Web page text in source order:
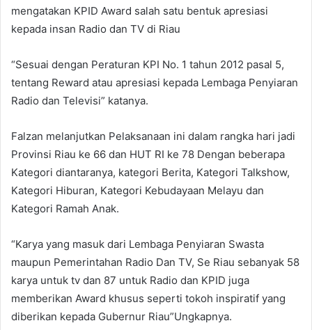
mengatakan KPID Award salah satu bentuk apresiasi
kepada insan Radio dan TV di Riau
“Sesuai dengan Peraturan KPI No. 1 tahun 2012 pasal 5,
tentang Reward atau apresiasi kepada Lembaga Penyiaran
Radio dan Televisi” katanya.
Falzan melanjutkan Pelaksanaan ini dalam rangka hari jadi
Provinsi Riau ke 66 dan HUT RI ke 78 Dengan beberapa
Kategori diantaranya, kategori Berita, Kategori Talkshow,
Kategori Hiburan, Kategori Kebudayaan Melayu dan
Kategori Ramah Anak.
“Karya yang masuk dari Lembaga Penyiaran Swasta
maupun Pemerintahan Radio Dan TV, Se Riau sebanyak 58
karya untuk tv dan 87 untuk Radio dan KPID juga
memberikan Award khusus seperti tokoh inspiratif yang
diberikan kepada Gubernur Riau”Ungkapnya.